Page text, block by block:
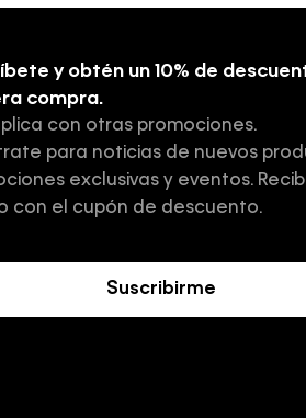
y obtén un 10% de
compra.
con otras promociones.
para noticias de nuevos
exclusivas y eventos.
con el cupón de descuento.
Suscribirme